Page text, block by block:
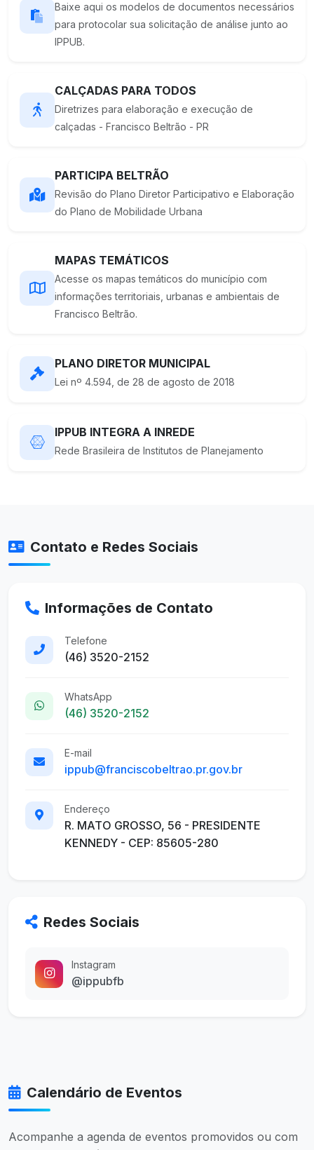
Baixe aqui os modelos de documentos necessários
para protocolar sua solicitação de análise junto ao
IPPUB.
CALÇADAS PARA TODOS
Diretrizes para elaboração e execução de
calçadas - Francisco Beltrão - PR
PARTICIPA BELTRÃO
Revisão do Plano Diretor Participativo e Elaboração
do Plano de Mobilidade Urbana
MAPAS TEMÁTICOS
Acesse os mapas temáticos do município com
informações territoriais, urbanas e ambientais de
Francisco Beltrão.
PLANO DIRETOR MUNICIPAL
Lei nº 4.594, de 28 de agosto de 2018
IPPUB INTEGRA A INREDE
Rede Brasileira de Institutos de Planejamento
Contato e Redes Sociais
Informações de Contato
Telefone
(46) 3520-2152
WhatsApp
(46) 3520-2152
E-mail
ippub@franciscobeltrao.pr.gov.br
Endereço
R. MATO GROSSO, 56 - PRESIDENTE
KENNEDY - CEP: 85605-280
Redes Sociais
Instagram
@ippubfb
Calendário de Eventos
Acompanhe a agenda de eventos promovidos ou com